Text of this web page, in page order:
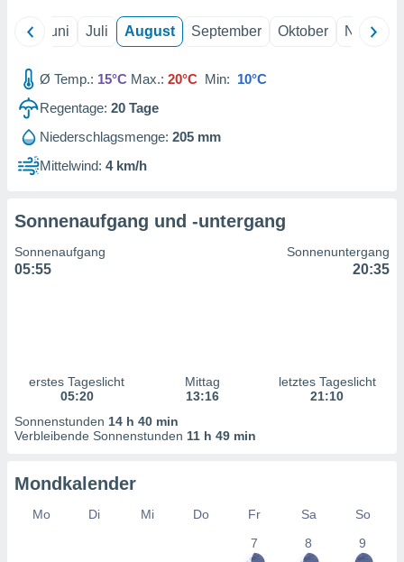
der
zur
Inhalten.
und
durch
Inhalte,
und der
von
1199
Juni Juli August September Oktober
Ø Temp.: 15°C Max.: 20°C Min: 10°C
Regentage: 20 Tage
Niederschlagsmenge: 205 mm
Mittelwind: 4 km/h
Sonnenaufgang und -untergang
Sonnenaufgang
05:55
Sonnenuntergang
20:35
erstes Tageslicht
05:20
Mittag
13:16
letztes Tageslicht
21:10
Sonnenstunden 14 h 40 min
Verbleibende Sonnenstunden 11 h 49 min
Mondkalender
Mo Di Mi Do Fr Sa
So
7
8 9